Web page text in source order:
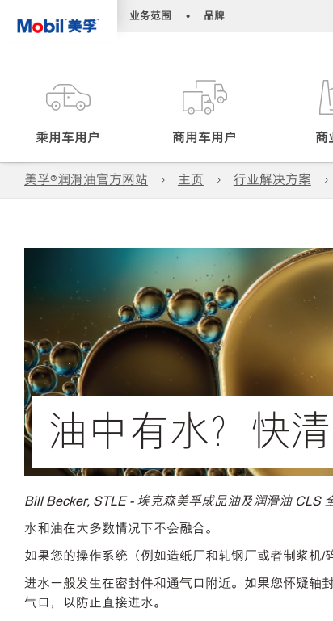
业务范围 • 品牌
乘用车用户 商用车用户 商
美孚®润滑油官方网站 主页 行业解决方案
油中有水？快清
Bill Becker, STLE - 埃克森美孚成品油及润滑油 CLS
水和油在大多数情况下不会融合。
如果您的操作系统（例如造纸厂和轧钢厂或者制浆机/
进水一般发生在密封件和通气口附近。如果您怀疑轴
气口，以防止直接进水。